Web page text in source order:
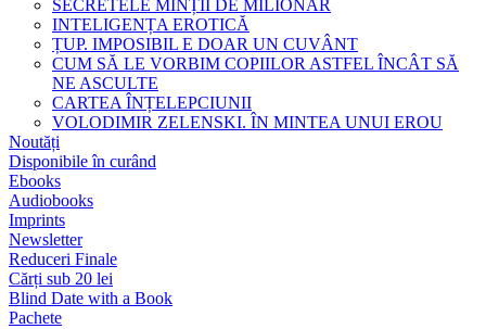
SECRETELE MINȚII DE MILIONAR
INTELIGENȚA EROTICĂ
ȚUP. IMPOSIBIL E DOAR UN CUVÂNT
CUM SĂ LE VORBIM COPIILOR ASTFEL ÎNCÂT SĂ
NE ASCULTE
CARTEA ÎNȚELEPCIUNII
VOLODIMIR ZELENSKI. ÎN MINTEA UNUI EROU
Noutăți
Disponibile în curând
Ebooks
Audiobooks
Imprints
Newsletter
Reduceri Finale
Cărți sub 20 lei
Blind Date with a Book
Pachete